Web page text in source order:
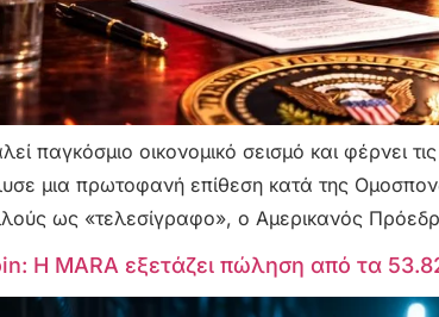
παγκόσμιο οικονομικό σεισμό και φέρνει
μια πρωτοφανή επίθεση κατά της
ως «τελεσίγραφο», ο Αμερικανός
Η MARA εξετάζει πώληση από τα